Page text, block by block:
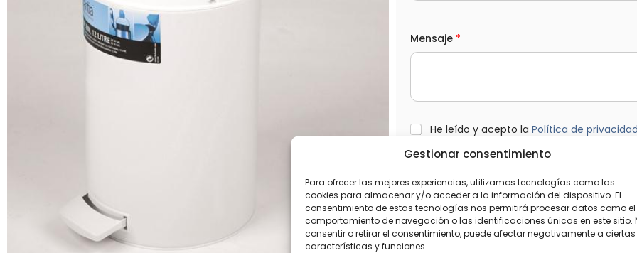
Gestionar consentimiento
Para ofrecer las mejores experiencias, utilizamos tecnologías como las
cookies para almacenar y/o acceder a la información del dispositivo. El
consentimiento de estas tecnologías nos permitirá procesar datos como el
comportamiento de navegación o las identificaciones únicas en este sitio.
consentir o retirar el consentimiento, puede afectar negativamente a ciertas
características y funciones.
c
s
C
i
a
d
*
*
O
P
D
Mensaje *
L
P
He leído y acepto la Política de
Enviar